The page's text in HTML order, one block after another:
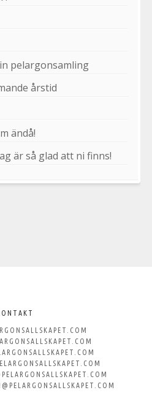
pelargonsamling
årstid
ändå!
är så glad att ni finns!